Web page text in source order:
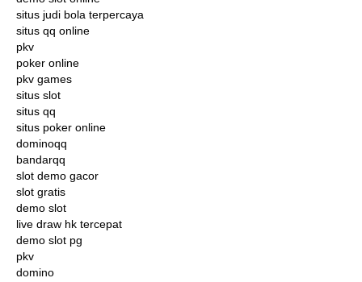
situs judi bola terpercaya
situs qq online
pkv
poker online
pkv games
situs slot
situs qq
situs poker online
dominoqq
bandarqq
slot demo gacor
slot gratis
demo slot
live draw hk tercepat
demo slot pg
pkv
domino